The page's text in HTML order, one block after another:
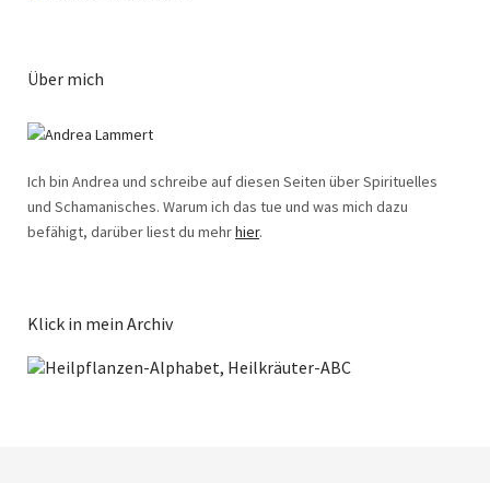
Über mich
Ich bin Andrea und schreibe auf diesen Seiten über Spirituelles
und Schamanisches. Warum ich das tue und was mich dazu
befähigt, darüber liest du mehrhier.
Klick in mein Archiv